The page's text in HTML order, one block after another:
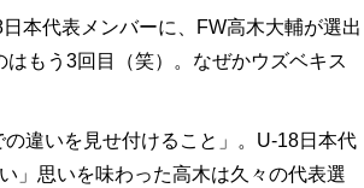
本代表メンバーに、FW高木大輔が選出
もう3回目（笑）。なぜかウズベキス
違いを見せ付けること」。U-18日本代
」思いを味わった高木は久々の代表選